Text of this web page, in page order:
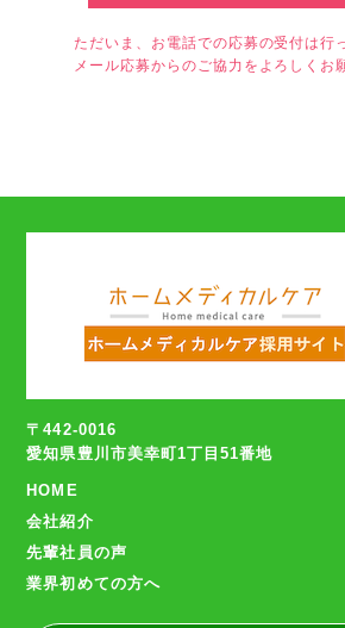
ただいま、お電話での応募の受付は行
メール応募からのご協力をよろしくお
〒442-0016
愛知県豊川市美幸町1丁目51番地
HOME
会社紹介
先輩社員の声
業界初めての方へ